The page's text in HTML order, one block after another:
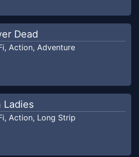
Dead
, Action, Adventure
Ladies
, Action, Long Strip